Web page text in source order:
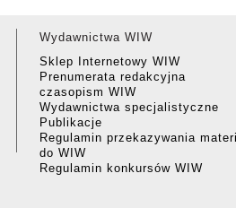
Wydawnictwa WIW
Sklep Internetowy WIW
Prenumerata redakcyjna
czasopism WIW
Wydawnictwa specjalistyczne
Publikacje
Regulamin przekazywania
do WIW
Regulamin konkursów WIW